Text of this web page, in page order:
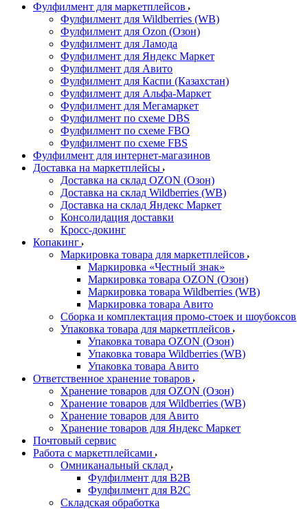
Фулфилмент для маркетплейсов
Фулфилмент для Wildberries (WB)
Фулфилмент для Ozon (Озон)
Фулфилмент для Ламода
Фулфилмент для Яндекс Маркет
Фулфилмент для Авито
Фулфилмент для Каспи (Казахстан)
Фулфилмент для Альфа-Маркет
Фулфилмент для Мегамаркет
Фулфилмент по схеме DBS
Фулфилмент по схеме FBO
Фулфилмент по схеме FBS
Фулфилмент для интернет-магазинов
Доставка на маркетплейсы
Доставка на склад OZON (Озон)
Доставка на склад Wildberries (WB)
Доставка на склад Яндекс Маркет
Консолидация доставки
Кросс-докинг
Копакинг
Маркировка товара для маркетплейсов
Маркировка «Честный знак»
Маркировка товара OZON (Озон)
Маркировка товара Wildberries (WB)
Маркировка товара Авито
Сборка и комплектация промо-стоек и шоубоксов
Упаковка товара для маркетплейсов
Упаковка товара OZON (Озон)
Упаковка товара Wildberries (WB)
Упаковка товара Авито
Ответственное хранение товаров
Хранение товаров для OZON (Озон)
Хранение товаров для Wildberries (WB)
Хранение товаров для Авито
Хранение товаров для Яндекс Маркет
Почтовый сервис
Работа с маркетплейсами
Омниканальный склад
Фулфилмент для B2B
Фулфилмент для B2C
Складская обработка